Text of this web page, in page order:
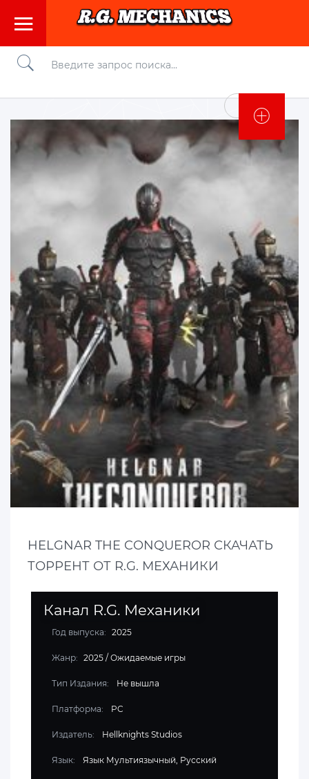
Войти
HELGNAR THE CONQUEROR СКАЧАТЬ
ТОРРЕНТ ОТ R.G. МЕХАНИКИ
Канал R.G. Механики
Год выпуска: 2025
Жанр: 2025 / Ожидаемые игры
Тип Издания: Не вышла
Платформа: PC
Издатель: Hellknights Studios
Язык: Язык Мультиязычный, Русский